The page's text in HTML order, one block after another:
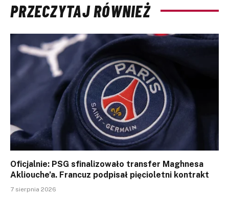
PRZECZYTAJ RÓWNIEŻ
Oficjalnie: PSG sfinalizowało transfer Maghnesa
Akliouche’a. Francuz podpisał pięcioletni kontrakt
7 sierpnia 2026